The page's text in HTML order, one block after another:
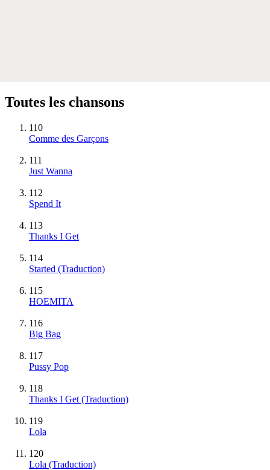
Toutes les chansons
110
Comme des Garçons
111
Just Wanna
112
Spend It
113
Thanks I Get
114
Started (Traduction)
115
HOEMITA
116
Big Bag
117
Pussy Pop
118
Thanks I Get (Traduction)
119
Lola
120
Lola (Traduction)